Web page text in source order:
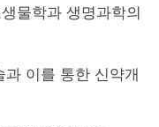
물학과 생명과학의
이를 통한 신약개